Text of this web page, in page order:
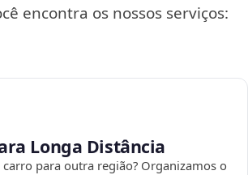
encontra os nossos serviços:
Longa Distância
para outra região? Organizamos o